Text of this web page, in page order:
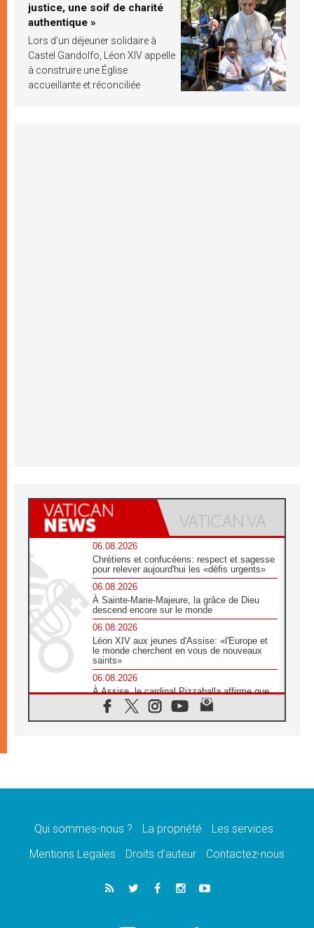
justice, une soif de charité
authentique »
Lors d’un déjeuner solidaire à
Castel Gandolfo, Léon XIV appelle
à construire une Église
accueillante et réconciliée
06.08.2026
Chrétiens et confucéens: respect et sagesse
pour relever aujourd'hui les «défis urgents»
06.08.2026
À Sainte-Marie-Majeure, la grâce de Dieu
descend encore sur le monde
06.08.2026
Léon XIV aux jeunes d'Assise: «l'Europe et
le monde cherchent en vous de nouveaux
saints»
06.08.2026
À Assise, le cardinal Pizzaballa affirme que
«les chrétiens veulent la paix»
06.08.2026
message de paix et de dignité humaine»
«La visite du Pape en Uruguay renforcera
05.08.2026
Le nonce en Ukraine: «Il est inquiétant
Qui sommes-nous ? La propriété
Les services
Mentions Legales
Droits d’auteur Contactez-nous